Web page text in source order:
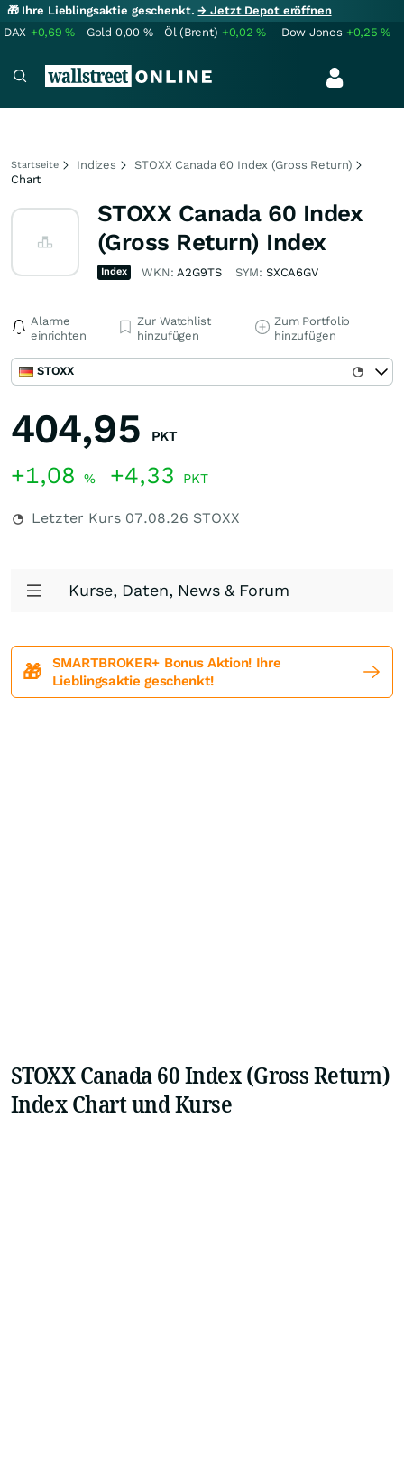
🎁 Ihre Lieblingsaktie geschenkt.→ Jetzt Depot eröffnen
DAX +0,69% Gold 0,00 % Öl (Brent) +0,02% Dow Jones +0,25%
Startseite Indizes
STOXX Canada 60 Index (Gross Return)
Chart
STOXX Canada 60 Index
(Gross Return) Index
Index WKN:A2G9TS SYM: SXCA6GV
Alarme
einrichten
Zur Watchlist
hinzufügen
Zum Portfolio
hinzufügen
STOXX
404,95 PKT
+1,08 % +4,33 PKT
Letzter Kurs 07.08.26 STOXX
Kurse, Daten, News & Forum
🎁
SMARTBROKER+ Bonus Aktion! Ihre
Lieblingsaktie geschenkt!
STOXX Canada 60 Index (Gross Return)
Index Chart und Kurse